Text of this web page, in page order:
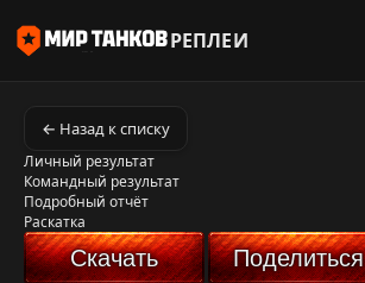
РЕПЛЕИ
← Назад к списку
Личный результат
Командный результат
Подробный отчёт
Раскатка
Скачать Поделиться